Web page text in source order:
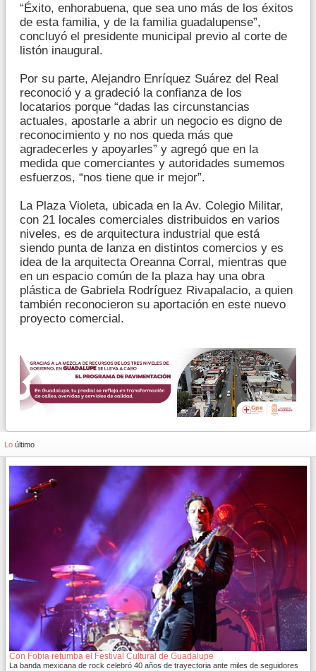
“Éxito, enhorabuena, que sea uno más de los éxitos
de esta familia, y de la familia guadalupense”,
concluyó el presidente municipal previo al corte de
listón inaugural.
Por su parte, Alejandro Enríquez Suárez del Real
reconoció y a gradeció la confianza de los
locatarios porque “dadas las circunstancias
actuales, apostarle a abrir un negocio es digno de
reconocimiento y no nos queda más que
agradecerles y apoyarles” y agregó que en la
medida que comerciantes y autoridades sumemos
esfuerzos, “nos tiene que ir mejor”.
La Plaza Violeta, ubicada en la Av. Colegio Militar,
con 21 locales comerciales distribuidos en varios
niveles, es de arquitectura industrial que está
siendo punta de lanza en distintos comercios y es
idea de la arquitecta Oreanna Corral, mientras que
en un espacio común de la plaza hay una obra
plástica de Gabriela Rodríguez Rivapalacio, a quien
también reconocieron su aportación en este nuevo
proyecto comercial.
Lo último
Con Fobia retumba el Festival Cultural de Guadalupe
La banda mexicana de rock celebró 40 años de trayectoria ante miles de seguidores